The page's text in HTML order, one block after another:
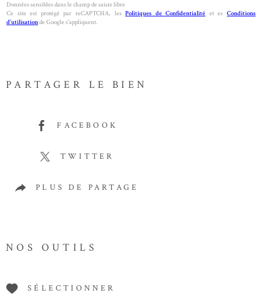
Données sensibles dans le champ de saisie libre
Ce site est protégé par reCAPTCHA, lesPolitiques de Confidentialité et esConditions
d'utilisationde Google s'appliquent.
PARTAGER LE BIEN
FACEBOOK
TWITTER
PLUS DE PARTAGE
NOS OUTILS
SÉLECTIONNER